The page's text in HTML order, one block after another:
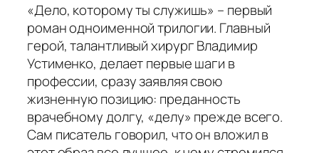
«Дело, которому ты служишь» – первый
роман одноименной трилогии. Главный
герой, талантливый хирург Владимир
Устименко, делает первые шаги в
профессии, сразу заявляя свою
жизненную позицию: преданность
врачебному долгу, «делу» прежде всего.
Сам писатель говорил, что он вложил в